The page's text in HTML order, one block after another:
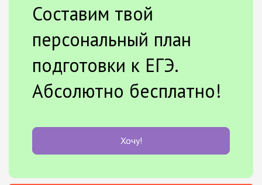
Составим твой
персональный план
подготовки к ЕГЭ.
Абсолютно бесплатно!
Хочу!